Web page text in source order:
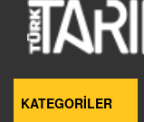
KATEGORİLER